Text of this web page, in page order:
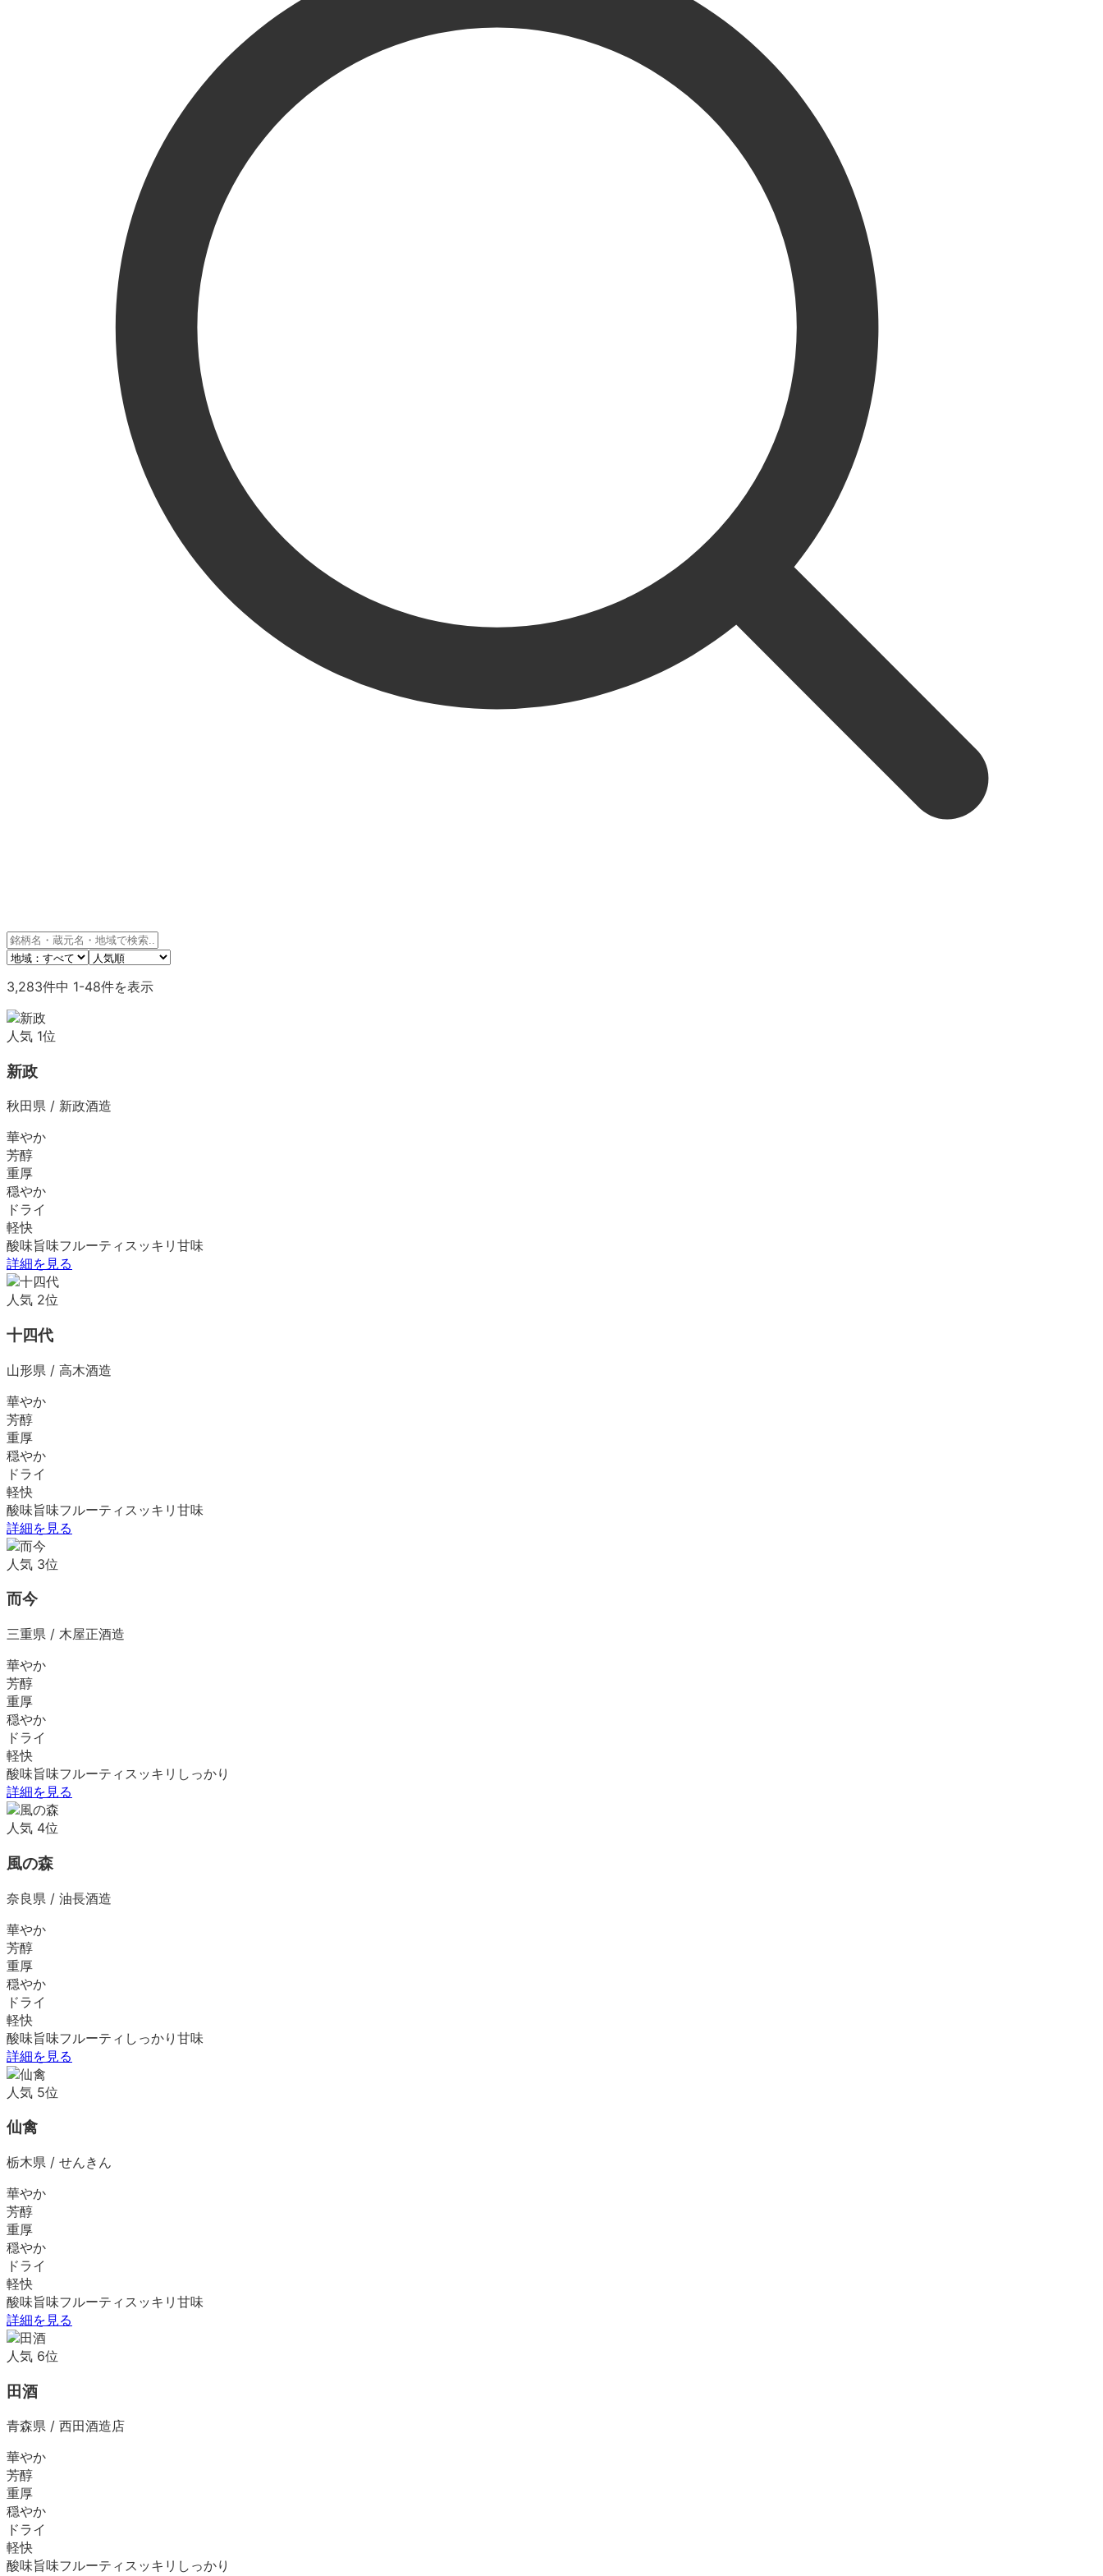
3,283件中 1-48件を表示
人気 1位
新政
秋田県 / 新政酒造
華やか
芳醇
重厚
穏やか
ドライ
軽快
酸味旨味フルーティ スッキリ 甘味
詳細を見る
人気 2位
十四代
山形県 / 高木酒造
華やか
芳醇
重厚
穏やか
ドライ
軽快
酸味旨味フルーティ スッキリ 甘味
詳細を見る
人気 3位
而今
三重県 / 木屋正酒造
華やか
芳醇
重厚
穏やか
ドライ
軽快
酸味旨味フルーティ スッキリ しっかり
詳細を見る
人気 4位
風の森
奈良県 / 油長酒造
華やか
芳醇
重厚
穏やか
ドライ
軽快
酸味旨味フルーティ しっかり 甘味
詳細を見る
人気 5位
仙禽
栃木県 / せんきん
華やか
芳醇
重厚
穏やか
ドライ
軽快
酸味旨味フルーティ スッキリ 甘味
詳細を見る
人気 6位
田酒
青森県 / 西田酒造店
華やか
芳醇
重厚
穏やか
ドライ
軽快
酸味旨味フルーティ スッキリ しっかり